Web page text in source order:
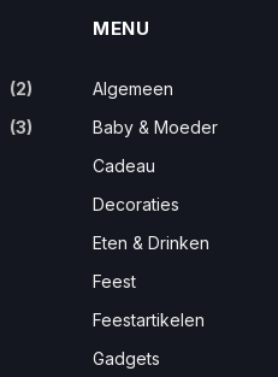
(2)
(3)
MENU
Algemeen
Baby & Moeder
Cadeau
Decoraties
Eten & Drinken
Feest
Feestartikelen
Gadgets